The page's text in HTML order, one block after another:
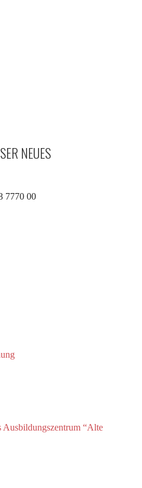
NEUES
7770 00
“Alte